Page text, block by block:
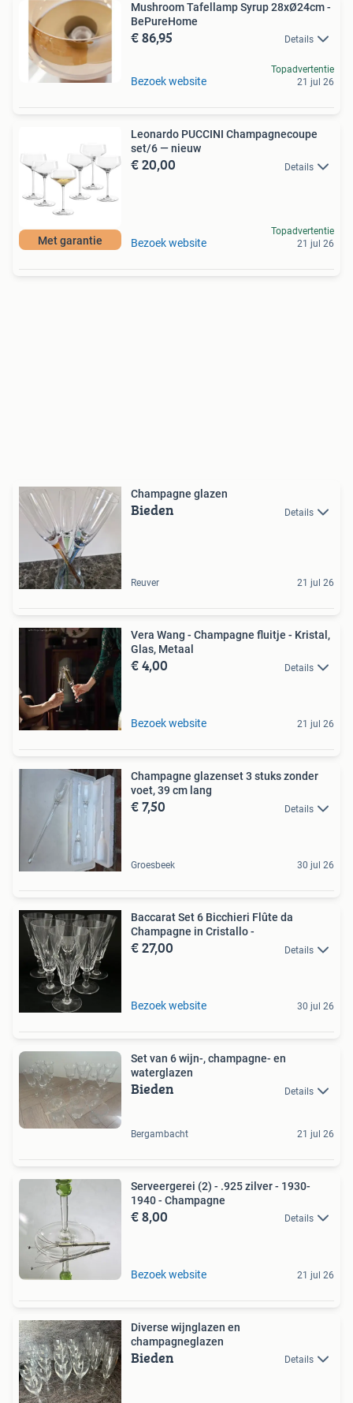
Mushroom Tafellamp Syrup 28xØ24cm -
BePureHome
€ 86,95 Details
Bezoek website
Topadvertentie
21 jul 26
Met garantie
Leonardo PUCCINI Champagnecoupe
set/6 — nieuw
€ 20,00 Details
Bezoek website
Topadvertentie
21 jul 26
Champagne glazen
Bieden Details
Reuver 21 jul 26
Vera Wang - Champagne fluitje - Kristal,
Glas, Metaal
€ 4,00 Details
Bezoek website 21 jul 26
Champagne glazenset 3 stuks zonder
voet, 39 cm lang
€ 7,50 Details
Groesbeek 30 jul 26
Baccarat Set 6 Bicchieri Flûte da
Champagne in Cristallo -
€ 27,00 Details
Bezoek website 30 jul 26
Set van 6 wijn-, champagne- en
waterglazen
Bieden Details
Bergambacht 21 jul 26
Serveergerei (2) - .925 zilver - 1930-
1940 - Champagne
€ 8,00 Details
Bezoek website 21 jul 26
Diverse wijnglazen en
champagneglazen
Bieden Details